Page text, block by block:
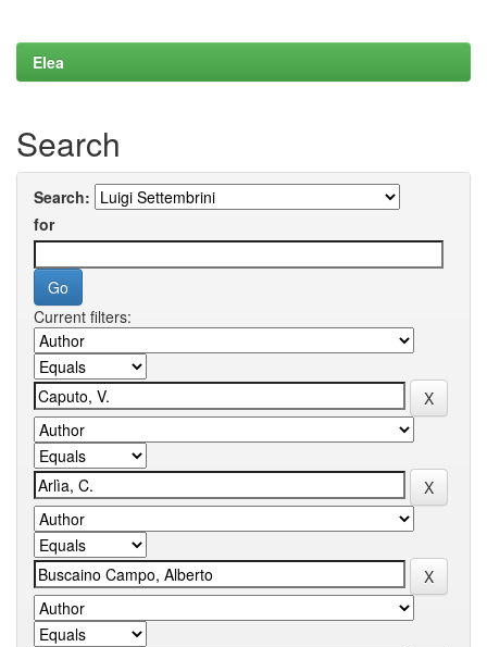
Elea
Search
Search:
for
Current filters: